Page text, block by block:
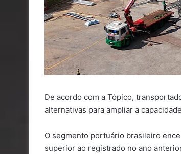
De acordo com a Tópico,
alternativas para ampliar a
O segmento portuário brasileiro
superior ao registrado no ano